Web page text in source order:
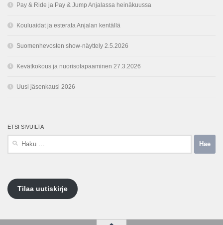
Pay & Ride ja Pay & Jump Anjalassa heinäkuussa
Kouluaidat ja esterata Anjalan kentällä
Suomenhevosten show-näyttely 2.5.2026
Kevätkokous ja nuorisotapaaminen 27.3.2026
Uusi jäsenkausi 2026
ETSI SIVUILTA
Tilaa uutiskirje